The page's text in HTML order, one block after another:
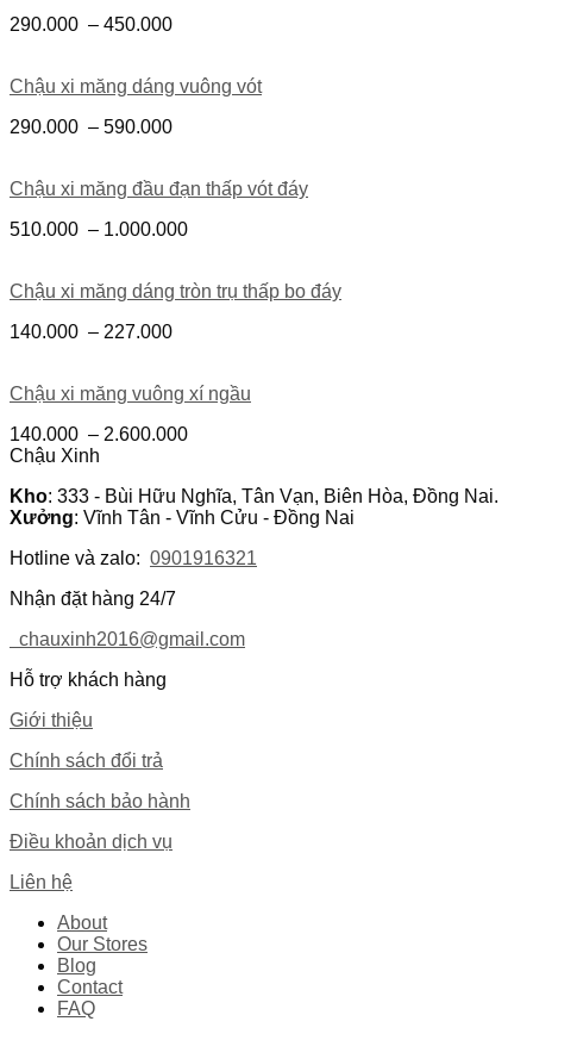
290.000 – 450.000
Chậu xi măng dáng vuông vót
290.000 – 590.000
Chậu xi măng đầu đạn thấp vót đáy
510.000 – 1.000.000
Chậu xi măng dáng tròn trụ thấp bo đáy
140.000 – 227.000
Chậu xi măng vuông xí ngầu
140.000 – 2.600.000
Chậu Xinh
Kho: 333 - Bùi Hữu Nghĩa, Tân Vạn, Biên Hòa, Đồng Nai.
Xưởng: Vĩnh Tân - Vĩnh Cửu - Đồng Nai
Hotline và zalo: 0901916321
Nhận đặt hàng 24/7
chauxinh2016@gmail.com
Hỗ trợ khách hàng
Giới thiệu
Chính sách đổi trả
Chính sách bảo hành
Điều khoản dịch vụ
Liên hệ
About
Our Stores
Blog
Contact
FAQ